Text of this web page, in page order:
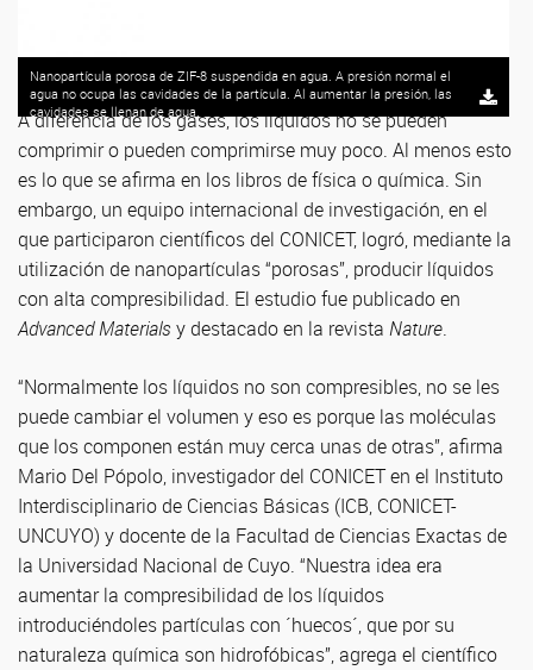
Nanopartícula porosa de ZIF-8 suspendida en agua. A presión normal el
agua no ocupa las cavidades de la partícula. Al aumentar la presión, las
cavidades se llenan de agua.
A diferencia de los gases, los líquidos no se pueden
comprimir o pueden comprimirse muy poco. Al menos esto
es lo que se afirma en los libros de física o química. Sin
embargo, un equipo internacional de investigación, en el
que participaron científicos del CONICET, logró, mediante la
utilización de nanopartículas “porosas”, producir líquidos
con alta compresibilidad. El estudio fue publicado en
Advanced Materialsy destacado en la revista Nature.
“Normalmente los líquidos no son compresibles, no se les
puede cambiar el volumen y eso es porque las moléculas
que los componen están muy cerca unas de otras”, afirma
Mario Del Pópolo, investigador del CONICET en el Instituto
Interdisciplinario de Ciencias Básicas (ICB, CONICET-
UNCUYO) y docente de la Facultad de Ciencias Exactas de
la Universidad Nacional de Cuyo. “Nuestra idea era
aumentar la compresibilidad de los líquidos
introduciéndoles partículas con ´huecos´, que por su
naturaleza química son hidrofóbicas”, agrega el científico